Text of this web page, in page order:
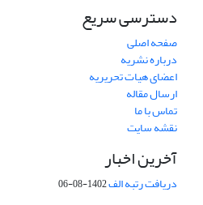
دسترسی سریع
صفحه اصلی
درباره نشریه
اعضای هیات تحریریه
ارسال مقاله
تماس با ما
نقشه سایت
آخرین اخبار
دریافت رتبه الف1402-08-06